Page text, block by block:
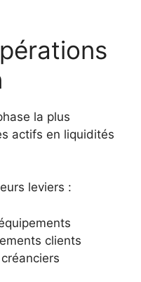
la plus
actifs en liquidités
leviers :
clients